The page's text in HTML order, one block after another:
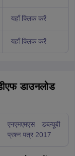
यहाँ क्लिक करें
यहाँ क्लिक करें
डाउनलोड
एनएमएमएस डब्ल्यूबी
प्रश्न पत्र 2017